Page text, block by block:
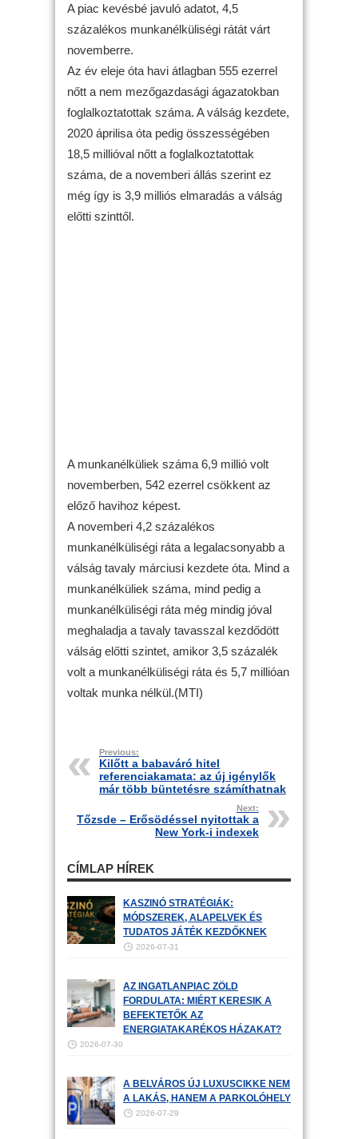
A piac kevésbé javuló adatot, 4,5
százalékos munkanélküliségi rátát várt
novemberre.
Az év eleje óta havi átlagban 555 ezerrel
nőtt a nem mezőgazdasági ágazatokban
foglalkoztatottak száma. A válság kezdete,
2020 áprilisa óta pedig összességében
18,5 millióval nőtt a foglalkoztatottak
száma, de a novemberi állás szerint ez
még így is 3,9 milliós elmaradás a válság
előtti szinttől.
A munkanélküliek száma 6,9 millió volt
novemberben, 542 ezerrel csökkent az
előző havihoz képest.
A novemberi 4,2 százalékos
munkanélküliségi ráta a legalacsonyabb a
válság tavaly márciusi kezdete óta. Mind a
munkanélküliek száma, mind pedig a
munkanélküliségi ráta még mindig jóval
meghaladja a tavaly tavasszal kezdődött
válság előtti szintet, amikor 3,5 százalék
volt a munkanélküliségi ráta és 5,7 millióan
voltak munka nélkül.(MTI)
Previous:
Kilőtt a babaváró hitel
referenciakamata: az új igénylők
már több büntetésre számíthatnak
Next:
Tőzsde – Erősödéssel nyitottak a
New York-i indexek
CÍMLAP HÍREK
KASZINÓ STRATÉGIÁK:
MÓDSZEREK, ALAPELVEK ÉS
TUDATOS JÁTÉK KEZDŐKNEK
2026-07-31
AZ INGATLANPIAC ZÖLD
FORDULATA: MIÉRT KERESIK A
BEFEKTETŐK AZ
ENERGIATAKARÉKOS HÁZAKAT?
2026-07-30
A BELVÁROS ÚJ LUXUSCIKKE NEM
A LAKÁS, HANEM A PARKOLÓHELY
2026-07-29